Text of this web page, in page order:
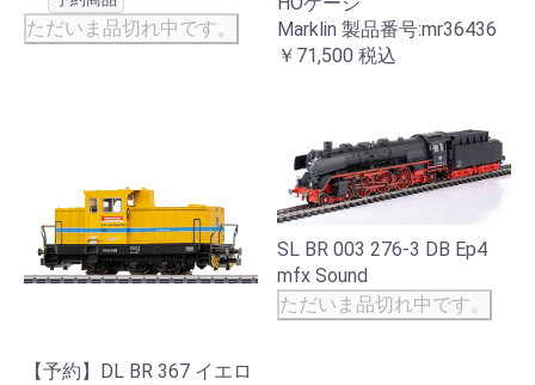
ただいま品切れ中です。
Marklin 製品番号:mr36436
￥71,500 税込
【予約】DL BR 367 イエロ
SL BR 003 276-3 DB Ep4
mfx Sound
ただいま品切れ中です。